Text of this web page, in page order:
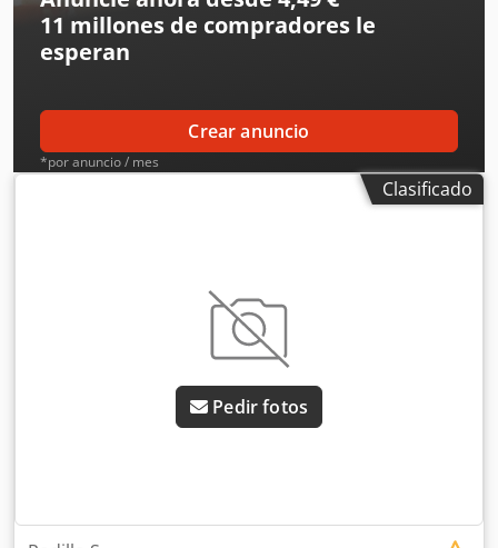
11 millones de compradores le
esperan
Crear anuncio
*por anuncio / mes
Clasificado
Pedir fotos